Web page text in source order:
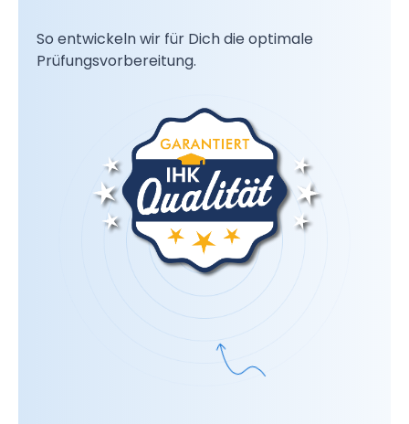
So entwickeln wir für Dich die optimale
Prüfungsvorbereitung.